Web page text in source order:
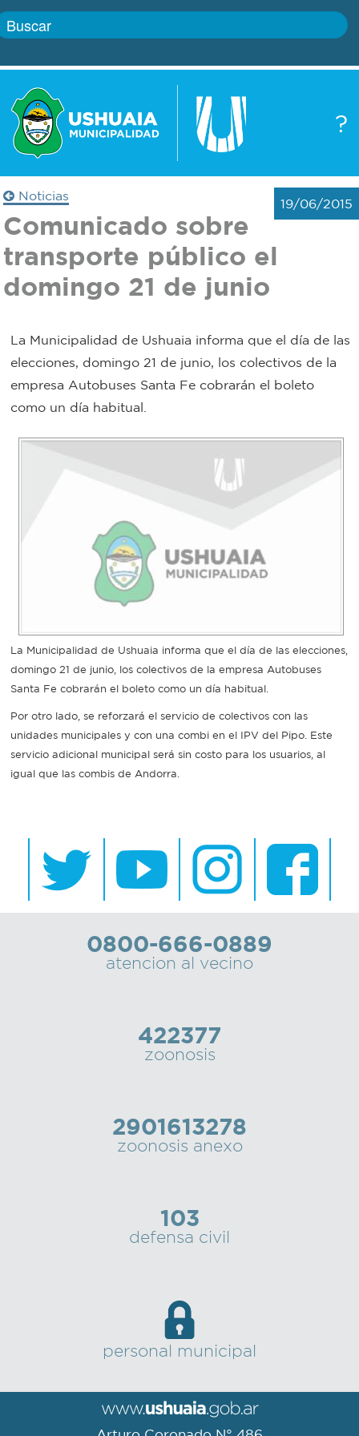
?
Boletín
Defensa
civil
Zoonosis
Bromatología
bondi
Boleto
Recorrido
Recarga
Gobierno
Trámites
Transparencia
Correo
Personal
municipal
Noticias
19/06/2015
Comunicado sobre
transporte público el
domingo 21 de junio
La Municipalidad de Ushuaia informa que el día de las
elecciones, domingo 21 de junio, los colectivos de la
empresa Autobuses Santa Fe cobrarán el boleto
como un día habitual.
La Municipalidad de Ushuaia informa que el día de las elecciones,
domingo 21 de junio, los colectivos de la empresa Autobuses
Santa Fe cobrarán el boleto como un día habitual.
Por otro lado, se reforzará el servicio de colectivos con las
unidades municipales y con una combi en el IPV del Pipo. Este
servicio adicional municipal será sin costo para los usuarios, al
igual que las combis de Andorra.
0800-666-0889
atencion al vecino
422377
zoonosis
2901613278
zoonosis anexo
103
defensa civil
personal municipal